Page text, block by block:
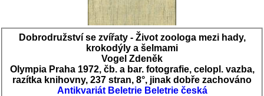
Dobrodružství se zvířaty - Život zoologa mezi hady,
krokodýly a šelmami
Vogel Zdeněk
Olympia Praha 1972, čb. a bar. fotografie, celopl. vazba,
razítka knihovny, 237 stran, 8°, jinak dobře zachováno
Antikvariát Beletrie Beletrie česká